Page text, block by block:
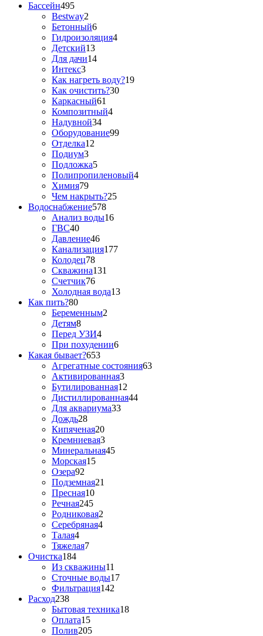
Бассейн495
Bestway2
Бетонный6
Гидроизоляция4
Детский13
Для дачи14
Интекс3
Как нагреть воду?19
Как очистить?30
Каркасный61
Композитный4
Надувной34
Оборудование99
Отделка12
Подиум3
Подложка5
Полипропиленовый4
Химия79
Чем накрыть?25
Водоснабжение578
Анализ воды16
ГВС40
Давление46
Канализация177
Колодец78
Скважина131
Счетчик76
Холодная вода13
Как пить?80
Беременным2
Детям8
Перед УЗИ4
При похудении6
Какая бывает?653
Агрегатные состояния63
Активированная3
Бутилированная12
Дистиллированная44
Для аквариума33
Дождь28
Кипяченая20
Кремниевая3
Минеральная45
Морская15
Озера92
Подземная21
Пресная10
Речная245
Родниковая2
Серебряная4
Талая4
Тяжелая7
Очистка184
Из скважины11
Сточные воды17
Фильтрация142
Расход238
Бытовая техника18
Оплата15
Полив205